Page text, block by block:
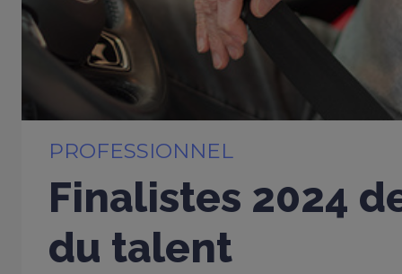
PROFESSIONNEL
Finalistes 2024
du talent